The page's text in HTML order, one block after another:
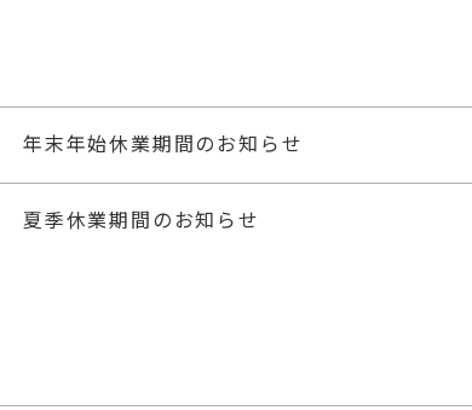
年末年始休業期間のお知らせ
夏季休業期間のお知らせ